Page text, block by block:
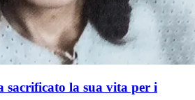
sacrificato la sua vita per i